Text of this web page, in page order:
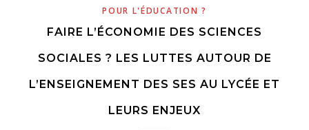
POUR L'ÉDUCATION ?
FAIRE L’ÉCONOMIE DES SCIENCES
SOCIALES ? LES LUTTES AUTOUR DE
L’ENSEIGNEMENT DES SES AU LYCÉE ET
LEURS ENJEUX